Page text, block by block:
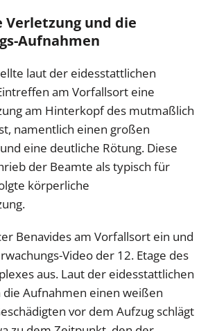
Verletzung und die
Aufnahmen
laut der eidesstattlichen
am Vorfallsort eine
am Hinterkopf des mutmaßlich
namentlich einen großen
eine deutliche Rötung. Diese
der Beamte als typisch für
körperliche
Benavides am Vorfallsort ein und
Video der 12. Etage des
aus. Laut der eidesstattlichen
die Aufnahmen einen weißen
vor dem Aufzug schlägt